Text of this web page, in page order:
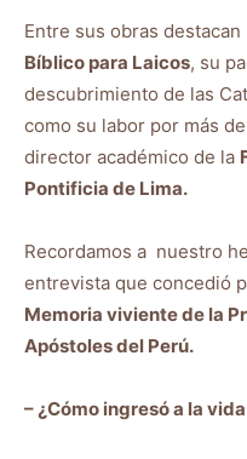
Entre sus obras
Bíblico para Laicos, su
descubrimiento de las
como su labor por más
director académico de la
Pontificia de Lima.
Recordamos a nuestro
entrevista que concedió
Memoria viviente de la
Apóstoles del Perú.
– ¿Cómo ingresó a la